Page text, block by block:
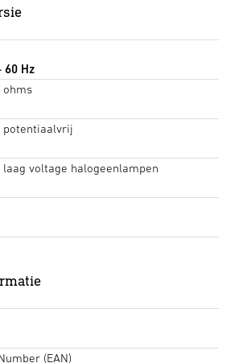
60 Hz
ohms
potentiaalvrij
voltage halogeenlampen
(EAN)